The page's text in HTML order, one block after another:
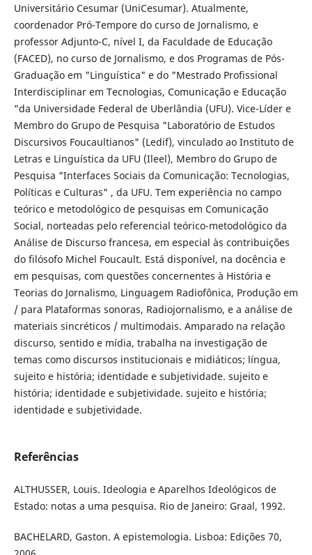
Universitário Cesumar (UniCesumar). Atualmente,
coordenador Pró-Tempore do curso de Jornalismo, e
professor Adjunto-C, nível I, da Faculdade de Educação
(FACED), no curso de Jornalismo, e dos Programas de Pós-
Graduação em "Linguística" e do "Mestrado Profissional
Interdisciplinar em Tecnologias, Comunicação e Educação
"da Universidade Federal de Uberlândia (UFU). Vice-Líder e
Membro do Grupo de Pesquisa "Laboratório de Estudos
Discursivos Foucaultianos" (Ledif), vinculado ao Instituto de
Letras e Linguística da UFU (Ileel), Membro do Grupo de
Pesquisa "Interfaces Sociais da Comunicação: Tecnologias,
Políticas e Culturas" , da UFU. Tem experiência no campo
teórico e metodológico de pesquisas em Comunicação
Social, norteadas pelo referencial teórico-metodológico da
Análise de Discurso francesa, em especial às contribuições
do filósofo Michel Foucault. Está disponível, na docência e
em pesquisas, com questões concernentes à História e
Teorias do Jornalismo, Linguagem Radiofônica, Produção em
/ para Plataformas sonoras, Radiojornalismo, e a análise de
materiais sincréticos / multimodais. Amparado na relação
discurso, sentido e mídia, trabalha na investigação de
temas como discursos institucionais e midiáticos; língua,
sujeito e história; identidade e subjetividade. sujeito e
história; identidade e subjetividade. sujeito e história;
identidade e subjetividade.
Referências
ALTHUSSER, Louis. Ideologia e Aparelhos Ideológicos de
Estado: notas a uma pesquisa. Rio de Janeiro: Graal, 1992.
BACHELARD, Gaston. A epistemologia. Lisboa: Edições 70,